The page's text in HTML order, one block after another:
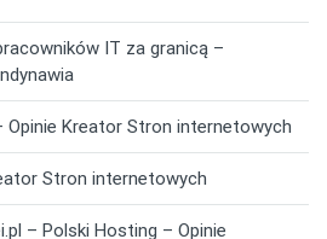
IT za granicą –
Opinie Kreator Stron internetowych
Stron internetowych
– Polski Hosting – Opinie